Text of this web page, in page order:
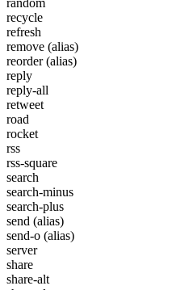
random
recycle
refresh
remove (alias)
reorder(alias)
reply
reply-all
retweet
road
rocket
rss
rss-square
search
search-minus
search-plus
send (alias)
send-o (alias)
server
share
share-alt